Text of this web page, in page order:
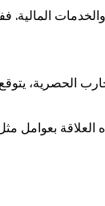
المالية.